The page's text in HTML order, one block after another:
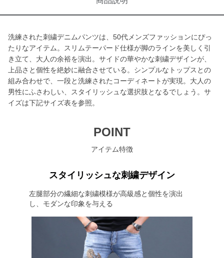
洗練された刺繍デニムパンツは、50代メンズファッションにぴっ
たりなアイテム。スリムテーパード仕様が脚のラインを美しく引
き立て、大人の余裕を演出。サイドの華やかな刺繍デザインが、
上品さと個性を絶妙に融合させている。シンプルなトップスとの
組み合わせで、一段と洗練されたコーディネートが実現。大人の
男性にふさわしい、スタイリッシュな選択肢となるでしょう。サ
イズは下記サイズ表を参照。
POINT
アイテム特徴
スタイリッシュな刺繍デザイン
左腿部分の繊細な刺繍模様が高級感と個性を演出
し、モダンな印象を与える